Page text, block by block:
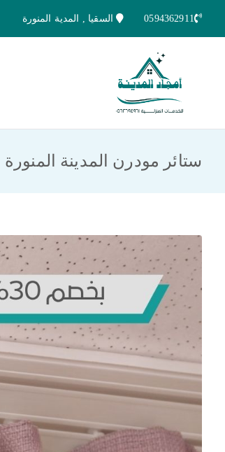
0594362911 السقيا , المدية المنورة
ستائر مودرن المدينة المنورة